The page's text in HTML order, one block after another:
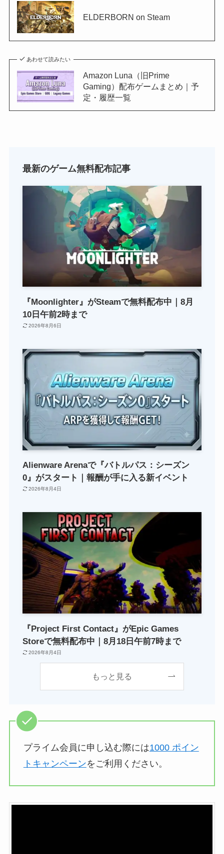
ELDERBORN on Steam
あわせて読みたい
Amazon Luna（旧Prime
Gaming）配布ゲームまとめ｜予
定・履歴一覧
最新のゲーム無料配布記事
『Moonlighter』がSteamで無料配布中｜8月
10日午前2時まで
2026年8月6日
Alienware Arenaで『バトルパス：シーズン
0』がスタート｜報酬が手に入る新イベント
2026年8月4日
『Project First Contact』がEpic Games
Storeで無料配布中｜8月18日午前7時まで
2026年8月4日
もっと見る
プライム会員に申し込む際には1000 ポイン
トキャンペーンをご利用ください。